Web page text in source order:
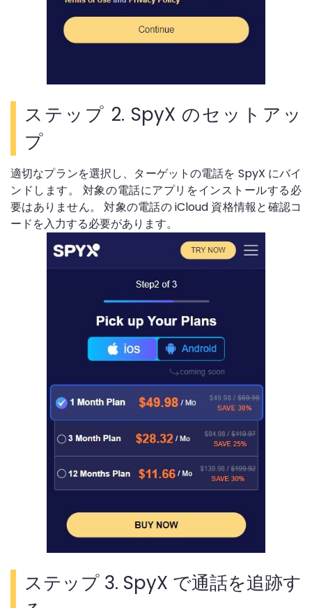
ステップ 2. SpyX のセットアッ
プ
適切なプランを選択し、ターゲットの電話を SpyX にバイ
ンドします。 対象の電話にアプリをインストールする必
要はありません。 対象の電話の iCloud 資格情報と確認コ
ードを入力する必要があります。
ステップ 3. SpyX で通話を追跡す